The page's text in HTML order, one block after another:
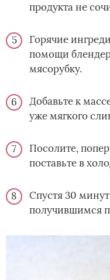
продукта не
Горячие
помощи
мясорубку.
Добавьте к
уже мягкого
Посолите,
поставьте в
Спустя 30
получившимся